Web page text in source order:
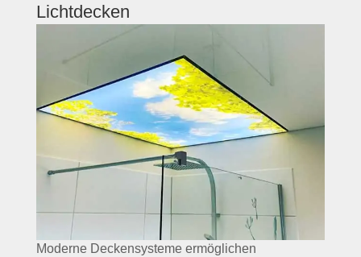
Lichtdecken
Moderne Deckensysteme ermöglichen